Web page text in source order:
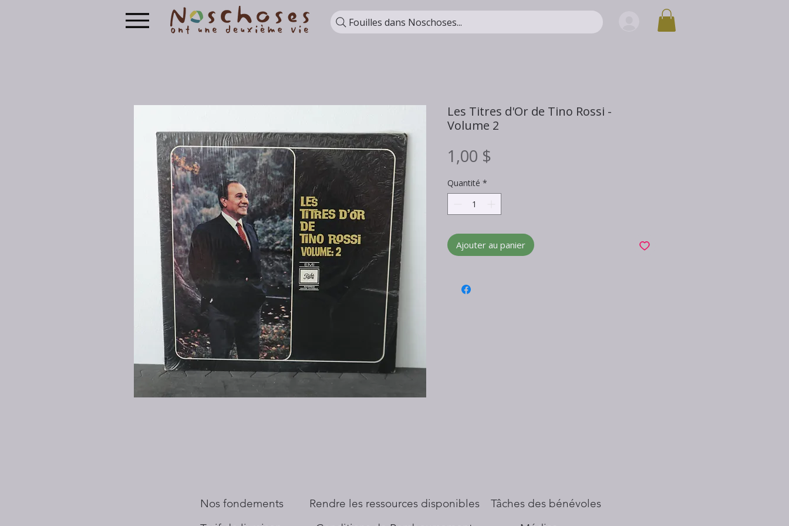
Fouilles dans Noschoses...
Les Titres d'Or de Tino Rossi -
Volume 2
1,00 $
Quantité *
Ajouter au panier
Nos fondements
​Rendre les ressources disponibles
Tâches des bénévoles